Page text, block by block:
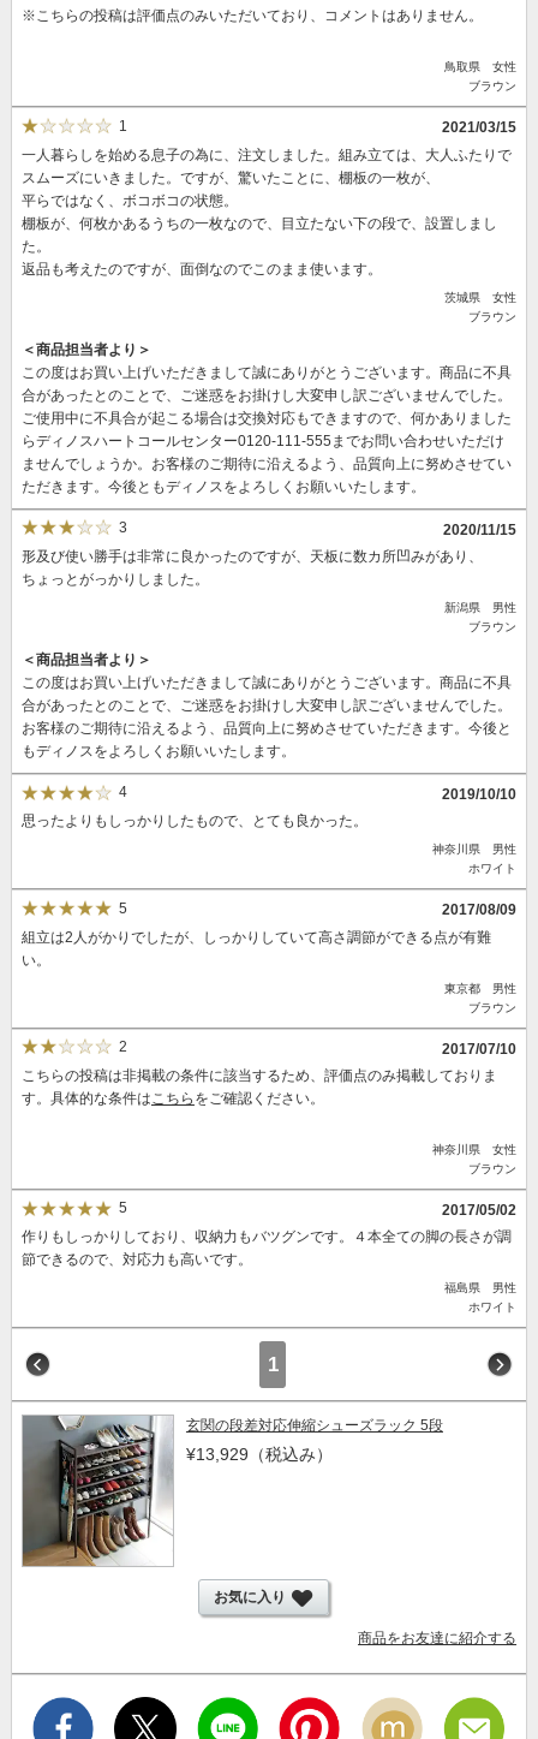
※こちらの投稿は評価点のみいただいており、コメントはありません。
鳥取県 女性
ブラウン
1
2021/03/15
一人暮らしを始める息子の為に、注文しました。組み立ては、大人ふたりで
スムーズにいきました。ですが、驚いたことに、棚板の一枚が、
平らではなく、ボコボコの状態。
棚板が、何枚かあるうちの一枚なので、目立たない下の段で、設置しまし
た。
返品も考えたのですが、面倒なのでこのまま使います。
茨城県 女性
ブラウン
＜商品担当者より＞
この度はお買い上げいただきまして誠にありがとうございます。商品に不具
合があったとのことで、ご迷惑をお掛けし大変申し訳ございませんでした。
ご使用中に不具合が起こる場合は交換対応もできますので、何かありました
らディノスハートコールセンター0120-111-555までお問い合わせいただけ
ませんでしょうか。お客様のご期待に沿えるよう、品質向上に努めさせてい
ただきます。今後ともディノスをよろしくお願いいたします。
3
2020/11/15
形及び使い勝手は非常に良かったのですが、天板に数カ所凹みがあり、
ちょっとがっかりしました。
新潟県 男性
ブラウン
＜商品担当者より＞
この度はお買い上げいただきまして誠にありがとうございます。商品に不具
合があったとのことで、ご迷惑をお掛けし大変申し訳ございませんでした。
お客様のご期待に沿えるよう、品質向上に努めさせていただきます。今後と
もディノスをよろしくお願いいたします。
4
2019/10/10
思ったよりもしっかりしたもので、とても良かった。
神奈川県 男性
ホワイト
5
2017/08/09
組立は2人がかりでしたが、しっかりしていて高さ調節ができる点が有難
い。
東京都 男性
ブラウン
2
2017/07/10
こちらの投稿は非掲載の条件に該当するため、評価点のみ掲載しておりま
す。具体的な条件はこちら をご確認ください。
神奈川県 女性
ブラウン
5
2017/05/02
作りもしっかりしており、収納力もバツグンです。４本全ての脚の長さが調
節できるので、対応力も高いです。
福島県 男性
ホワイト
1
玄関の段差対応伸縮シューズラック 5段
¥13,929 （税込み）
お気に入り
商品をお友達に紹介する